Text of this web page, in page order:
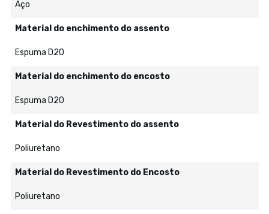
Aço
Material do enchimento do assento
Espuma D20
Material do enchimento do encosto
Espuma D20
Material do Revestimento do assento
Poliuretano
Material do Revestimento do Encosto
Poliuretano